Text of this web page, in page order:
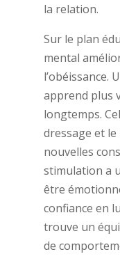
la relation.
Sur le plan
mental
l’obéissance.
apprend plus
longtemps.
dressage et
nouvelles
stimulation a
être
confiance en
trouve un
de